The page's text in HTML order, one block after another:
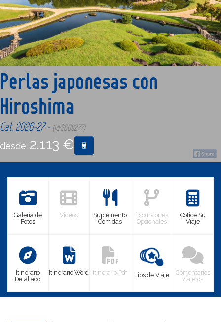
ORIENTE
PROMOCIONES
COMPRAR
Perlas japonesas con
Hiroshima
Cat. 2026-27 - (id:2609277)
desde 2.113 €
Galería de
Fotos
Videos
Suplemento
Comidas
Excursiones
Opcionales
Cotice Su
Viaje
Itinerario
Detallado
Itinerario Word Itinerario Pdf Tips de Viaje
Comentarios
viajeros